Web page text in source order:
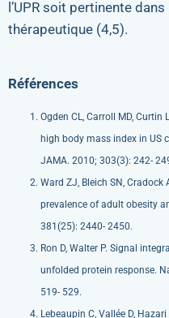
l’UPR soit pertinente
thérapeutique (4,5).
Références
Ogden CL, Carroll MD, Curtin
high body mass index in US
JAMA. 2010; 303(3): 242-
Ward ZJ, Bleich SN, Cradock
prevalence of adult obesity
381(25): 2440- 2450.
Ron D, Walter P. Signal
unfolded protein response.
519- 529.
Lebeaupin C, Vallée D,